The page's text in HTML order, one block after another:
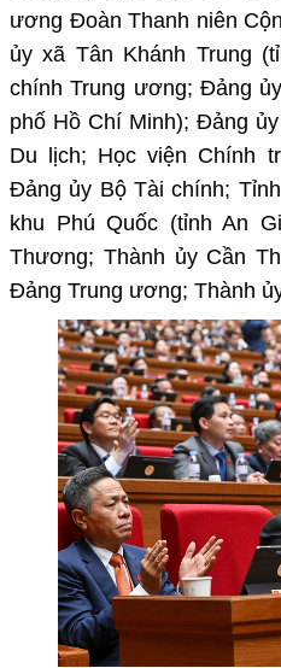
ương Đoàn Thanh niên
ủy xã Tân Khánh Trung
chính Trung ương; Đảng
phố Hồ Chí Minh); Đảng
Du lịch; Học viện Chính
Đảng ủy Bộ Tài chính;
khu Phú Quốc (tỉnh An
Thương; Thành ủy Cần
Đảng Trung ương; Thành